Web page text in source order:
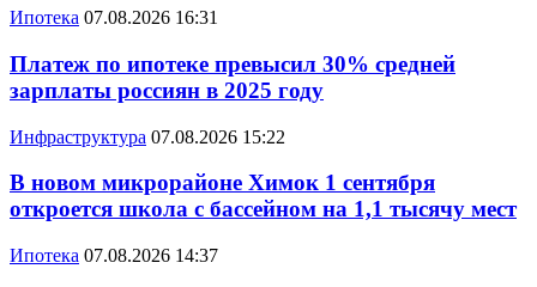
Ипотека 07.08.2026 16:31
Платеж по ипотеке превысил 30% средней
зарплаты россиян в 2025 году
Инфраструктура 07.08.2026 15:22
В новом микрорайоне Химок 1 сентября
откроется школа с бассейном на 1,1 тысячу мест
Ипотека 07.08.2026 14:37